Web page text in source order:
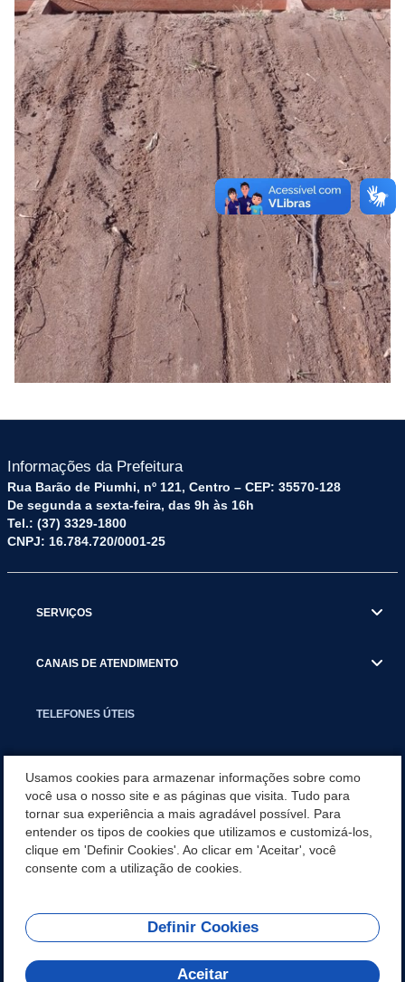
Informações da Prefeitura
Rua Barão de Piumhi, nº 121, Centro – CEP: 35570-128
De segunda a sexta-feira, das 9h às 16h
Tel.: (37) 3329-1800
CNPJ: 16.784.720/0001-25
SERVIÇOS
CANAIS DE ATENDIMENTO
TELEFONES ÚTEIS
NOTÍCIAS
APLICATIVO
REDES SOCIAIS
Usamos cookies para armazenar informações sobre como
você usa o nosso site e as páginas que visita. Tudo para
tornar sua experiência a mais agradável possível. Para
entender os tipos de cookies que utilizamos e customizá-los,
clique em 'Definir Cookies'. Ao clicar em 'Aceitar', você
consente com a utilização de cookies.
Definir Cookies
Aceitar